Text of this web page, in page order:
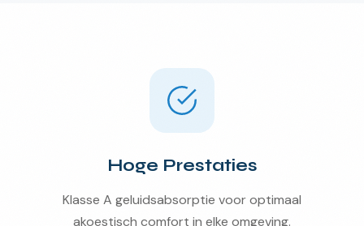
Hoge Prestaties
Klasse A geluidsabsorptie voor optimaal
akoestisch comfort in elke omgeving.